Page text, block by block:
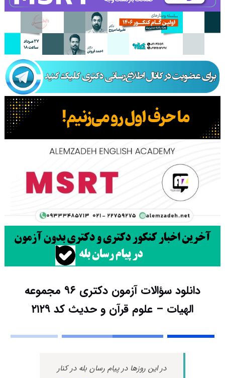
دانلود سؤالات آزمون دکتری ۹۶ مجموعه
الهیات – علوم قرآن و حدیث کد ۲۱۲۹
در این روزها در پیام رسان بله در کنار